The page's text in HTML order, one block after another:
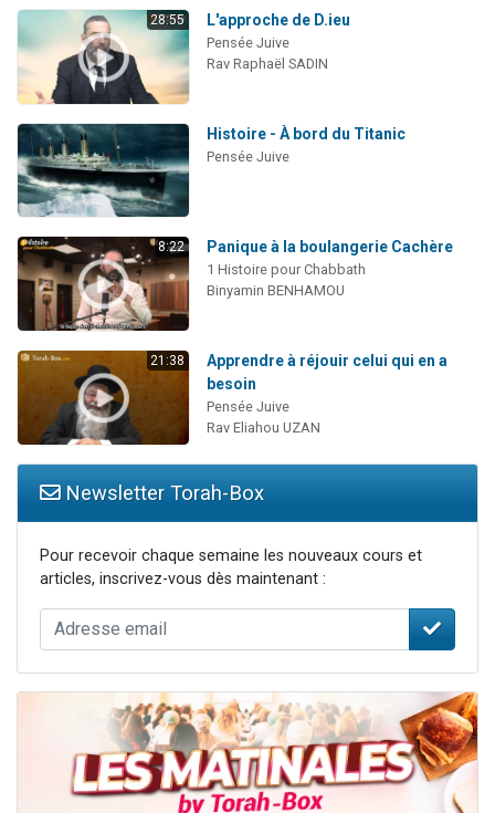
28:55 L'approche de D.ieu
Pensée Juive
Rav Raphaël SADIN
Histoire - À bord du Titanic
Pensée Juive
8:22 Panique à la boulangerie Cachère
1 Histoire pour Chabbath
Binyamin BENHAMOU
21:38
Apprendre à réjouir celui qui en a
besoin
Pensée Juive
Rav Eliahou UZAN
Newsletter Torah-Box
Pour recevoir chaque semaine les nouveaux cours et
articles, inscrivez-vous dès maintenant :